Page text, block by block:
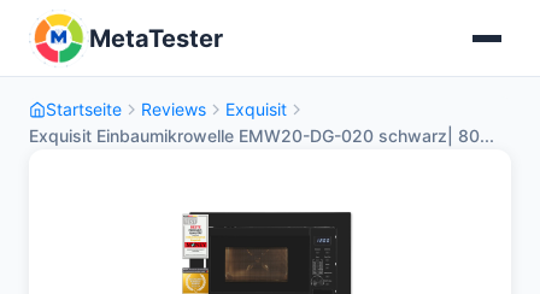
MetaTester
Startseite Reviews
Exquisit
Exquisit Einbaumikrowelle EMW20-DG-020 schwarz| 80...